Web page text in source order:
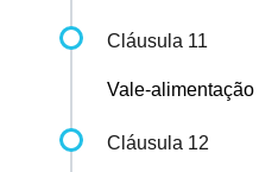
Cláusula 11
Vale-alimentação
Cláusula 12